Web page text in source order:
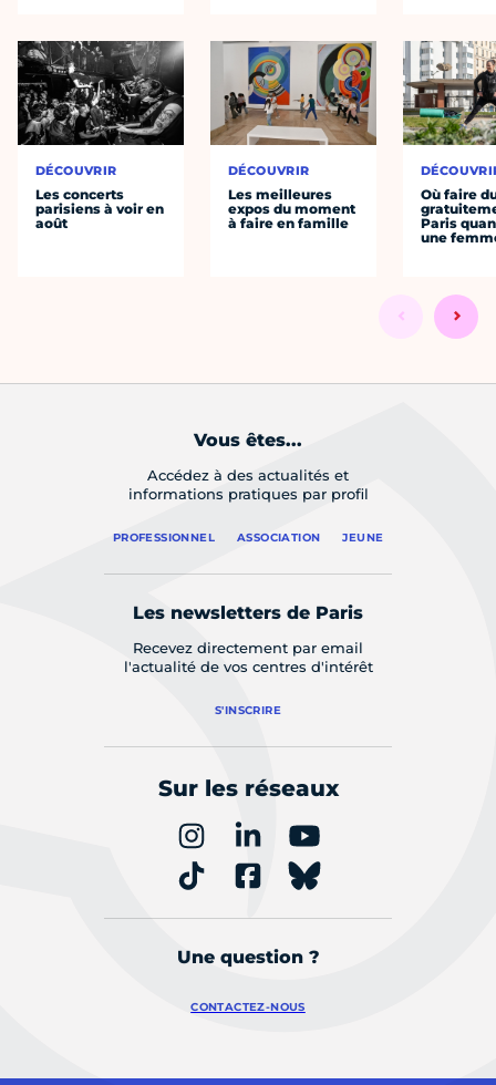
DÉCOUVRIR
Les concerts
parisiens à voir en
août
DÉCOUVRIR
Les meilleures
expos du moment
à faire en famille
Où faire
Paris
une
Vous êtes...
Accédez à des actualités et
informations pratiques par profil
PROFESSIONNEL ASSOCIATION JEUNE
Les newsletters de Paris
Recevez directement par email
l'actualité de vos centres d'intérêt
S'INSCRIRE
Sur les réseaux
Une question ?
CONTACTEZ-NOUS